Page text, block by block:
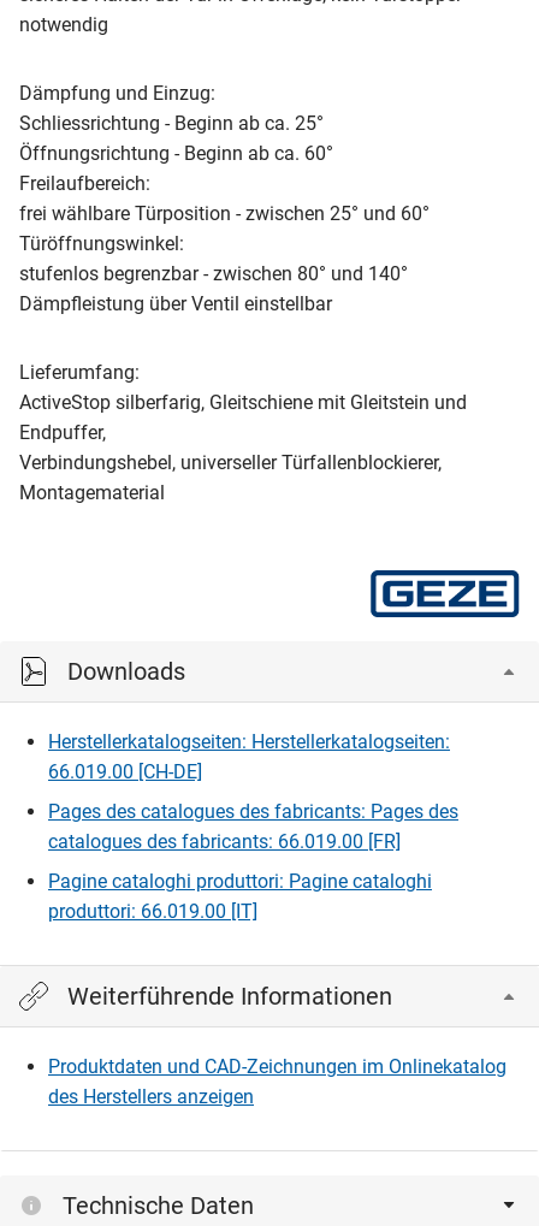
notwendig
Dämpfung und Einzug:
Schliessrichtung - Beginn ab ca. 25°
Öffnungsrichtung - Beginn ab ca. 60°
Freilaufbereich:
frei wählbare Türposition - zwischen 25° und 60°
Türöffnungswinkel:
stufenlos begrenzbar - zwischen 80° und 140°
Dämpfleistung über Ventil einstellbar
Lieferumfang:
ActiveStop silberfarig, Gleitschiene mit Gleitstein und
Endpuffer,
Verbindungshebel, universeller Türfallenblockierer,
Montagematerial
Downloads
Herstellerkatalogseiten: Herstellerkatalogseiten:
66.019.00 [CH-DE]
Pages des catalogues des fabricants: Pages des
catalogues des fabricants: 66.019.00 [FR]
Pagine cataloghi produttori: Pagine cataloghi
produttori: 66.019.00 [IT]
Weiterführende Informationen
Produktdaten und CAD-Zeichnungen im Onlinekatalog
des Herstellers anzeigen
Technische Daten